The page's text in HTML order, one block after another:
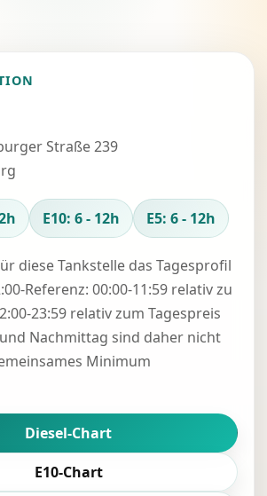
Straße 239
E10: 6 - 12h E5: 6 - 12h
diese Tankstelle das Tagesprofil
Referenz: 00:00-11:59 relativ zu
23:59 relativ zum Tagespreis
Nachmittag sind daher nicht
Minimum
Diesel-Chart
E10-Chart